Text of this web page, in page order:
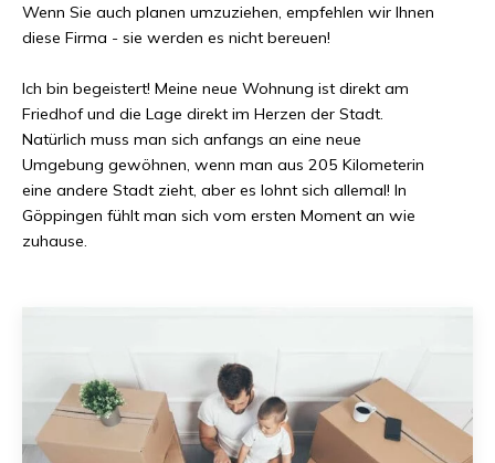
Wenn Sie auch planen umzuziehen, empfehlen wir Ihnen
diese Firma - sie werden es nicht bereuen!
Ich bin begeistert! Meine neue Wohnung ist direkt am
Friedhof und die Lage direkt im Herzen der Stadt.
Natürlich muss man sich anfangs an eine neue
Umgebung gewöhnen, wenn man aus 205 Kilometerin
eine andere Stadt zieht, aber es lohnt sich allemal! In
Göppingen fühlt man sich vom ersten Moment an wie
zuhause.